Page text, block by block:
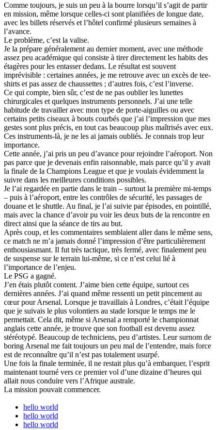
Comme toujours, je suis un peu à la bourre lorsqu’il s’agit de partir
en mission, même lorsque celles-ci sont planifiées de longue date,
avec les billets réservés et l’hôtel confirmé plusieurs semaines à
l’avance.
Le problème, c’est la valise.
Je la prépare généralement au dernier moment, avec une méthode
assez peu académique qui consiste à tirer directement les habits des
étagères pour les entasser dedans. Le résultat est souvent
imprévisible : certaines années, je me retrouve avec un excès de tee-
shirts et pas assez de chaussettes ; d’autres fois, c’est l’inverse.
Ce qui compte, bien sûr, c’est de ne pas oublier les lunettes
chirurgicales et quelques instruments personnels. J’ai une telle
habitude de travailler avec mon type de porte-aiguilles ou avec
certains petits ciseaux à bouts courbés que j’ai l’impression que mes
gestes sont plus précis, en tout cas beaucoup plus maîtrisés avec eux.
Ces instruments-là, je ne les ai jamais oubliés. Je connais trop leur
importance.
Cette année, j’ai pris un peu d’avance pour rejoindre l’aéroport. Non
pas parce que je devenais enfin raisonnable, mais parce qu’il y avait
la finale de la Champions League et que je voulais évidemment la
suivre dans les meilleures conditions possibles.
Je l’ai regardée en partie dans le train – surtout la première mi-temps
– puis à l’aéroport, entre les contrôles de sécurité, les passages de
douane et le shuttle. Au final, je l’ai suivie par épisodes, en pointillé,
mais avec la chance d’avoir pu voir les deux buts de la rencontre en
direct ainsi que la séance de tirs au but.
Après coup, et les commentaires semblaient aller dans le même sens,
ce match ne m’a jamais donné l’impression d’être particulièrement
enthousiasmant. Il fut très tactique, très fermé, avec finalement peu
de suspense sur le terrain lui-même, si ce n’est celui lié à
l’importance de l’enjeu.
Le PSG a gagné.
J’en étais plutôt content. J’aime bien cette équipe, surtout ces
dernières années. J’ai quand même ressenti un petit pincement au
cœur pour Arsenal. Lorsque je travaillais à Londres, c’était l’équipe
que je suivais le plus volontiers au stade lorsque le temps me le
permettait. Cela dit, même si Arsenal a remporté le championnat
anglais cette année, je trouve que son football est devenu assez
stéréotypé. Beaucoup de techniciens, peu d’artistes. Leur surnom de
boring Arsenal me fait toujours un peu mal de l’entendre, mais force
est de reconnaître qu’il n’est pas totalement usurpé.
Une fois la finale terminée, il ne restait plus qu’à embarquer, l’esprit
maintenant tourné vers ce premier vol d’une dizaine d’heures qui
allait nous conduire vers l’Afrique australe.
La mission pouvait commencer.
hello world
hello world
hello world